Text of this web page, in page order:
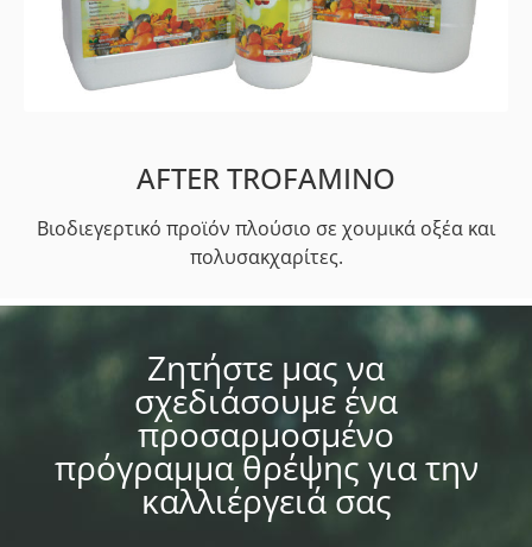
AFTER TROFAMINO​
Βιοδιεγερτικό προϊόν πλούσιο σε χουμικά οξέα και
πολυσακχαρίτες.
Ζητήστε μας να
σχεδιάσουμε ένα
προσαρμοσμένο
πρόγραμμα θρέψης για την
καλλιέργειά σας